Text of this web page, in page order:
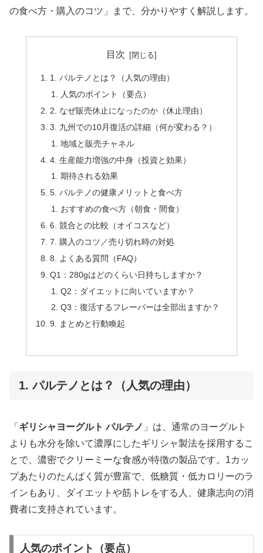
の食べ方・購入のコツ」まで、分かりやすく解説します。
目次
1. パルテノとは？（人気の理由）
人気のポイント（要点）
2. なぜ販売休止になったのか（休止理由）
3. 九州での10月復活の詳細（何が変わる？）
地域と販売チャネル
4. 生産能力増強の中身（投資と効果）
期待される効果
5. パルテノの健康メリットと食べ方
おすすめの食べ方（朝食・間食）
6. 競合との比較（オイコスなど）
7. 購入のコツ／売り切れ時の対処
8. よくある質問（FAQ）
Q1：280gはどのくらい日持ちしますか？
Q2：ダイエットに向いていますか？
Q3：復活するフレーバーは全部出ますか？
9. まとめと行動喚起
1. パルテノとは？（人気の理由）
「 ギリシャヨーグルト パルテノ 」は、通常のヨーグルト
よりも水分を除いて濃厚にしたギリシャ製法を採用するこ
とで、濃密でクリーミーな食感が特徴の製品です。1カッ
プあたりのたんぱく質が豊富で、低糖質・低カロリーのラ
インもあり、ダイエットや筋トレをする人、健康志向の消
費者に支持されています。
人気のポイント（要点）